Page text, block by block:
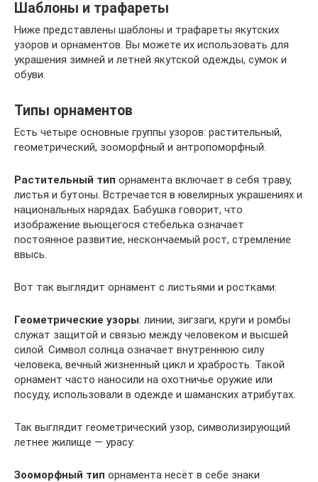
Шаблоны и трафареты
Ниже представлены шаблоны и трафареты якутских
узоров и орнаментов. Вы можете их использовать для
украшения зимней и летней якутской одежды, сумок и
обуви.
Типы орнаментов
Есть четыре основные группы узоров: растительный,
геометрический, зооморфный и антропоморфный.
Растительный тип орнамента включает в себя траву,
листья и бутоны. Встречается в ювелирных украшениях и
национальных нарядах. Бабушка говорит, что
изображение вьющегося стебелька означает
постоянное развитие, нескончаемый рост, стремление
ввысь.
Вот так выглядит орнамент с листьями и ростками:
Геометрические узоры: линии, зигзаги, круги и ромбы
служат защитой и связью между человеком и высшей
силой. Символ солнца означает внутреннюю силу
человека, вечный жизненный цикл и храбрость. Такой
орнамент часто наносили на охотничье оружие или
посуду, использовали в одежде и шаманских атрибутах.
Так выглядит геометрический узор, символизирующий
летнее жилище — урасу:
Зооморфный тип орнамента несёт в себе знаки